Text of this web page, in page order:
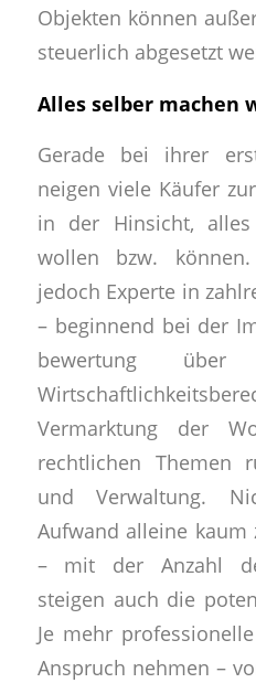
Objekten können
steuerlich abgesetzt
Alles selber machen
Gerade bei ihrer
neigen viele Käufer
in der Hinsicht,
wollen bzw.
jedoch Experte in
– beginnend bei der
bewertung über
Vermarktung der
rechtlichen Themen
und Verwaltung.
Aufwand alleine
– mit der Anzahl
steigen auch die
Je mehr
Anspruch nehmen –